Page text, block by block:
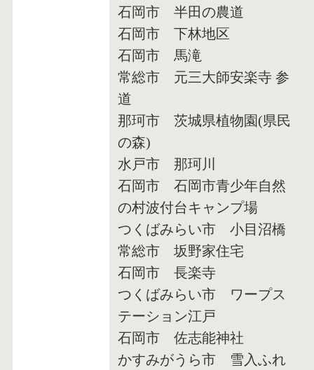
石岡市 半田の農道
石岡市 下林地区
石岡市 馬滝
常総市 元三大師安楽寺 参
道
那珂市 茨城県植物園(県民
の森)
水戸市 那珂川
石岡市 石岡市青少年自然
の村波付台キャンプ場
つくばみらい市 小目沼橋
常総市 坂野家住宅
石岡市 長楽寺
つくばみらい市 ワープス
テーション江戸
石岡市 佐志能神社
かすみがうら市 雪入ふれ